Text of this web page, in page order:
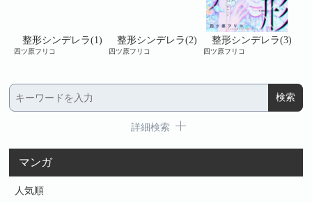
整形シンデレラ(1)
四ツ原フリコ
整形シンデレラ(2)
四ツ原フリコ
整形シンデレラ(3)
四ツ原フリコ
詳細検索
マンガ
人気順